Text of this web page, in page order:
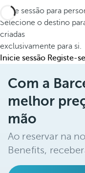
Inicie sessão para
Selecione o destino
criadas
exclusivamente para si.
Inicie sessão Registe-se
Com a
melhor
mão
Ao reservar na
Benefits,